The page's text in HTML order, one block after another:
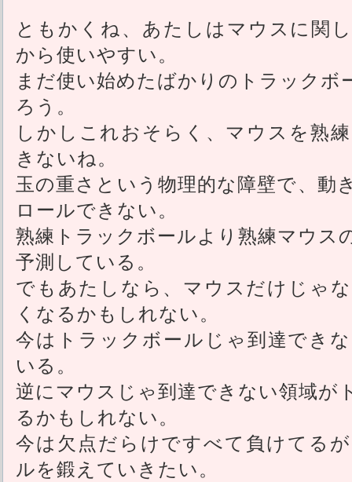
ともかくね、あたしはマウスに関
から使いやすい。
まだ使い始めたばかりのトラックボ
ろう。
しかしこれおそらく、マウスを熟
きないね。
玉の重さという物理的な障壁で、動
ロールできない。
熟練トラックボールより熟練マウス
予測している。
でもあたしなら、マウスだけじゃ
くなるかもしれない。
今はトラックボールじゃ到達でき
いる。
逆にマウスじゃ到達できない領域が
るかもしれない。
今は欠点だらけですべて負けてる
ルを鍛えていきたい。